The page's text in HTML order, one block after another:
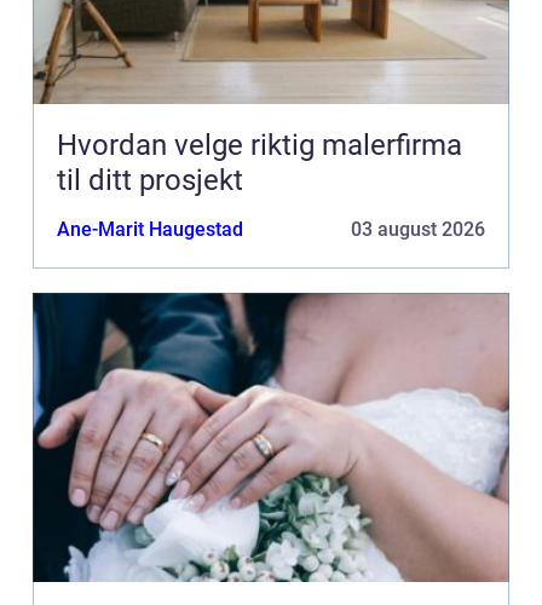
Hvordan velge riktig malerfirma
til ditt prosjekt
Ane-Marit Haugestad 03 august 2026